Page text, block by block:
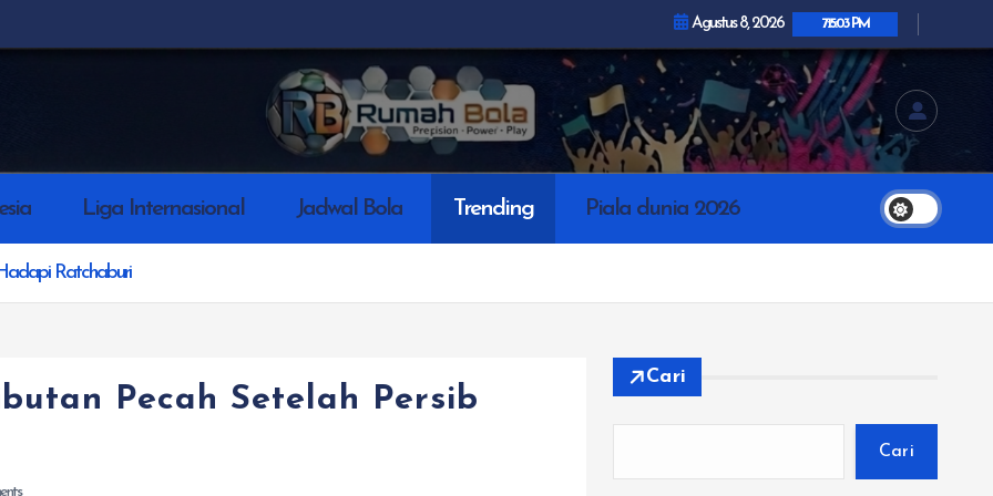
Agustus 8, 2026 7:15:05 PM
Liga Internasional Jadwal Bola Trending Piala dunia 2026
Ratchaburi
Pecah Setelah Persib
Cari
Cari